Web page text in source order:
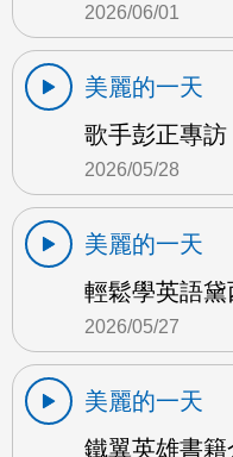
2026/06/01
美麗的一天
歌手彭正專訪
2026/05/28
美麗的一天
輕鬆學英語黛
2026/05/27
美麗的一天
鐵翼英雄書